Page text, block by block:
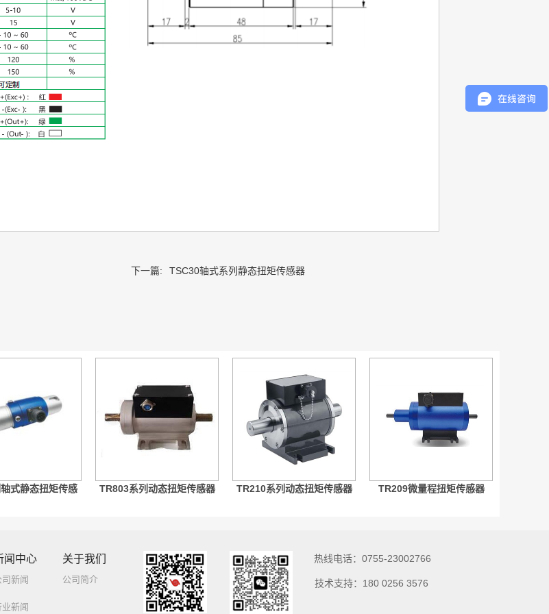
下一篇: TSC30轴式系列静态扭矩传感器
式静态扭矩传感
TR803系列动态扭矩传感器 TR210系列动态扭矩传感器 TR209微量程扭矩传感器
闻中心
司新闻
业新闻
关于我们
公司简介 技术支持：180 0256 3576
热线电话：0755-23002766